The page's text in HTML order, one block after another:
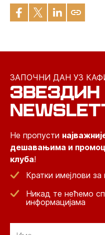
ЗАПОЧНИ ДАН УЗ
ЗВЕЗДИН
Не пропусти
дешавањима и
клуба!
Кратки имејлови
Никад те нећемо
информацијама